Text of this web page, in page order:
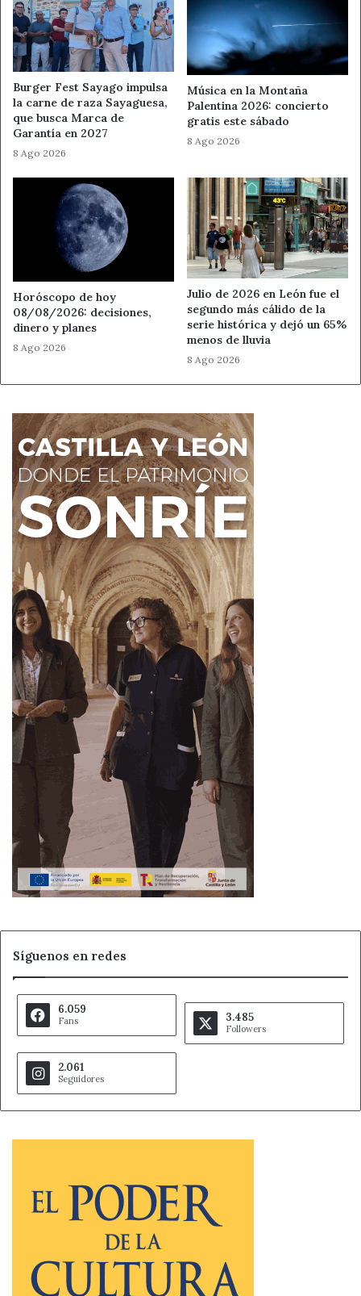
Burger Fest Sayago impulsa
la carne de raza Sayaguesa,
que busca Marca de
Garantía en 2027
8 Ago 2026
Música en la Montaña
Palentina 2026: concierto
gratis este sábado
8 Ago 2026
Horóscopo de hoy
08/08/2026: decisiones,
dinero y planes
8 Ago 2026
Julio de 2026 en León fue el
segundo más cálido de la
serie histórica y dejó un 65%
menos de lluvia
8 Ago 2026
Síguenos en redes
6.059
Fans 3.485
Followers
2.061
Seguidores